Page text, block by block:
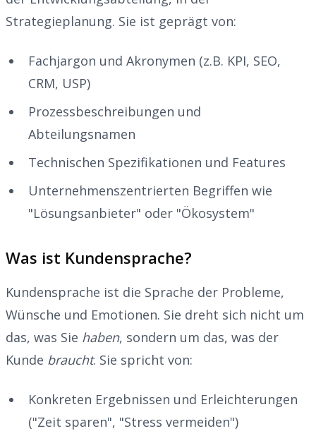
Strategieplanung. Sie ist geprägt von:
Fachjargon und Akronymen (z.B. KPI, SEO,
CRM, USP)
Prozessbeschreibungen und
Abteilungsnamen
Technischen Spezifikationen und Features
Unternehmenszentrierten Begriffen wie
"Lösungsanbieter" oder "Ökosystem"
Was ist Kundensprache?
Kundensprache ist die Sprache der Probleme,
Wünsche und Emotionen. Sie dreht sich nicht um
das, was Sie haben, sondern um das, was der
Kunde braucht. Sie spricht von:
Konkreten Ergebnissen und Erleichterungen
("Zeit sparen", "Stress vermeiden")